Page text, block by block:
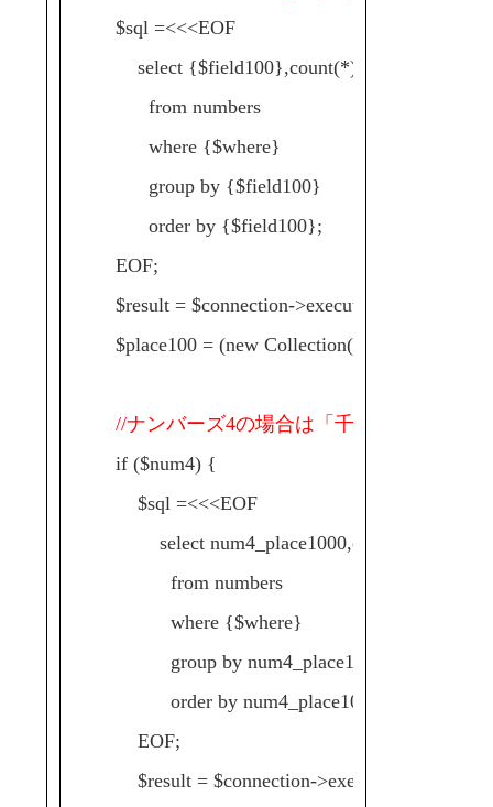
$sql =<<<EOF
select {$field100},count(*) as cnt
from numbers
where {$where}
group by {$field100}
order by {$field100};
EOF;
$result = $connection->execute($sql)-
$place100 = (new Collection($result))-
//ナンバーズ4の場合は「千の位」も集計
if ($num4) {
$sql =<<<EOF
select num4_place1000,count(*) as cnt
from numbers
where {$where}
group by num4_place1000
order by num4_place1000;
EOF;
$result = $connection->execute($sql)-